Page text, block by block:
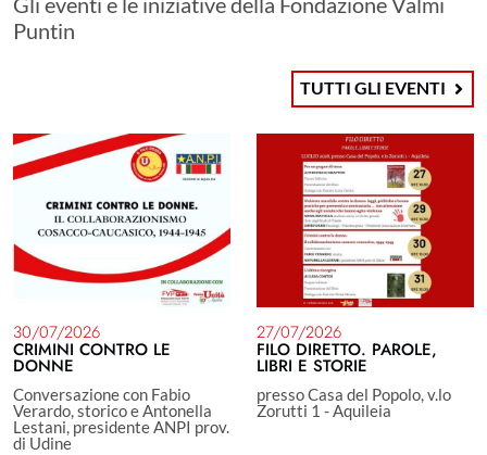
Gli eventi e le iniziative della Fondazione Valmi
Puntin
TUTTI GLI EVENTI
30/07/2026
CRIMINI CONTRO LE
DONNE
Conversazione con Fabio
Verardo, storico e Antonella
Lestani, presidente ANPI prov.
di Udine
27/07/2026
FILO DIRETTO. PAROLE,
LIBRI E STORIE
presso Casa del Popolo, v.lo
Zorutti 1 - Aquileia